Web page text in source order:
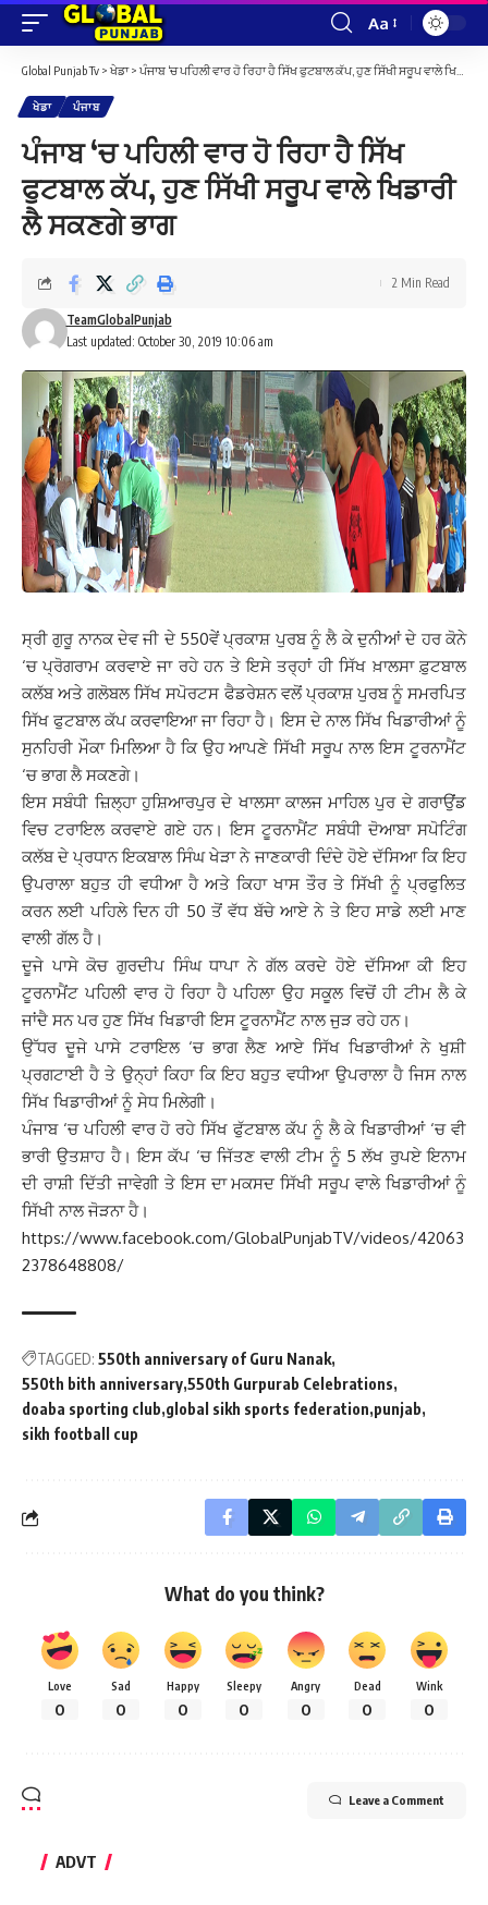
Font
Resizer
Aa
Global Punjab Tv > ਖੇਡਾ> ਪੰਜਾਬ ‘ਚ ਪਹਿਲੀ ਵਾਰ ਹੋ ਰਿਹਾ ਹੈ ਸਿੱਖ ਫੁਟਬਾਲ ਕੱਪ, ਹੁਣ ਸਿੱਖੀ ਸਰੂਪ ਵਾਲੇ ਖਿਡਾਰੀ ਲੈ ਸਕਣਗੇ ਭਾਗ
ਖੇਡਾ ਪੰਜਾਬ
ਪੰਜਾਬ ‘ਚ ਪਹਿਲੀ ਵਾਰ ਹੋ ਰਿਹਾ ਹੈ ਸਿੱਖ
ਫੁਟਬਾਲ ਕੱਪ, ਹੁਣ ਸਿੱਖੀ ਸਰੂਪ ਵਾਲੇ ਖਿਡਾਰੀ
ਲੈ ਸਕਣਗੇ ਭਾਗ
Last updated: October 30, 2019 10:06 am
TeamGlobalPunjab
2 Min Read
ਸ੍ਰੀ ਗੁਰੂ ਨਾਨਕ ਦੇਵ ਜੀ ਦੇ 550ਵੇਂ ਪ੍ਰਕਾਸ਼ ਪੁਰਬ ਨੂੰ ਲੈ ਕੇ ਦੁਨੀਆਂ ਦੇ ਹਰ ਕੋਨੇ
‘ਚ ਪ੍ਰੋਗਰਾਮ ਕਰਵਾਏ ਜਾ ਰਹੇ ਹਨ ਤੇ ਇਸੇ ਤਰ੍ਹਾਂ ਹੀ ਸਿੱਖ ਖ਼ਾਲਸਾ ਫ਼ੁਟਬਾਲ
ਕਲੱਬ ਅਤੇ ਗਲੋਬਲ ਸਿੱਖ ਸਪੋਰਟਸ ਫੈਡਰੇਸ਼ਨ ਵਲੋਂ ਪ੍ਰਕਾਸ਼ ਪੁਰਬ ਨੂੰ ਸਮਰਪਿਤ
ਸਿੱਖ ਫੁਟਬਾਲ ਕੱਪ ਕਰਵਾਇਆ ਜਾ ਰਿਹਾ ਹੈ। ਇਸ ਦੇ ਨਾਲ ਸਿੱਖ ਖਿਡਾਰੀਆਂ ਨੂੰ
ਸੁਨਹਿਰੀ ਮੌਕਾ ਮਿਲਿਆ ਹੈ ਕਿ ਉਹ ਆਪਣੇ ਸਿੱਖੀ ਸਰੂਪ ਨਾਲ ਇਸ ਟੂਰਨਾਮੈਂਟ
‘ਚ ਭਾਗ ਲੈ ਸਕਣਗੇ।
ਇਸ ਸਬੰਧੀ ਜ਼ਿਲ੍ਹਾ ਹੁਸ਼ਿਆਰਪੁਰ ਦੇ ਖਾਲਸਾ ਕਾਲਜ ਮਾਹਿਲ ਪੁਰ ਦੇ ਗਰਾਉਂਡ
ਵਿਚ ਟਰਾਇਲ ਕਰਵਾਏ ਗਏ ਹਨ। ਇਸ ਟੂਰਨਾਮੈਂਟ ਸਬੰਧੀ ਦੋਆਬਾ ਸਪੋਟਿੰਗ
ਕਲੱਬ ਦੇ ਪ੍ਰਧਾਨ ਇਕਬਾਲ ਸਿੰਘ ਖੇੜਾ ਨੇ ਜਾਣਕਾਰੀ ਦਿੰਦੇ ਹੋਏ ਦੱਸਿਆ ਕਿ ਇਹ
ਉਪਰਾਲਾ ਬਹੁਤ ਹੀ ਵਧੀਆ ਹੈ ਅਤੇ ਕਿਹਾ ਖਾਸ ਤੌਰ ਤੇ ਸਿੱਖੀ ਨੂੰ ਪ੍ਰਫੁਲਿਤ
ਕਰਨ ਲਈ ਪਹਿਲੇ ਦਿਨ ਹੀ 50 ਤੋਂ ਵੱਧ ਬੱਚੇ ਆਏ ਨੇ ਤੇ ਇਹ ਸਾਡੇ ਲਈ ਮਾਣ
ਵਾਲੀ ਗੱਲ ਹੈ।
ਦੂਜੇ ਪਾਸੇ ਕੋਚ ਗੁਰਦੀਪ ਸਿੰਘ ਧਾਪਾ ਨੇ ਗੱਲ ਕਰਦੇ ਹੋਏ ਦੱਸਿਆ ਕੀ ਇਹ
ਟੂਰਨਾਮੈਂਟ ਪਹਿਲੀ ਵਾਰ ਹੋ ਰਿਹਾ ਹੈ ਪਹਿਲਾ ਉਹ ਸਕੂਲ ਵਿਚੋਂ ਹੀ ਟੀਮ ਲੈ ਕੇ
ਜਾਂਦੈ ਸਨ ਪਰ ਹੁਣ ਸਿੱਖ ਖਿਡਾਰੀ ਇਸ ਟੂਰਨਾਮੈਂਟ ਨਾਲ ਜੁੜ ਰਹੇ ਹਨ।
ਉੱਧਰ ਦੂਜੇ ਪਾਸੇ ਟਰਾਇਲ ‘ਚ ਭਾਗ ਲੈਣ ਆਏ ਸਿੱਖ ਖਿਡਾਰੀਆਂ ਨੇ ਖੁਸ਼ੀ
ਪ੍ਰਗਟਾਈ ਹੈ ਤੇ ਉਨ੍ਹਾਂ ਕਿਹਾ ਕਿ ਇਹ ਬਹੁਤ ਵਧੀਆ ਉਪਰਾਲਾ ਹੈ ਜਿਸ ਨਾਲ
ਸਿੱਖ ਖਿਡਾਰੀਆਂ ਨੂੰ ਸੇਧ ਮਿਲੇਗੀ।
ਪੰਜਾਬ ‘ਚ ਪਹਿਲੀ ਵਾਰ ਹੋ ਰਹੇ ਸਿੱਖ ਫੁੱਟਬਾਲ ਕੱਪ ਨੂੰ ਲੈ ਕੇ ਖਿਡਾਰੀਆਂ ‘ਚ ਵੀ
ਭਾਰੀ ਉਤਸ਼ਾਹ ਹੈ। ਇਸ ਕੱਪ ‘ਚ ਜਿੱਤਣ ਵਾਲੀ ਟੀਮ ਨੂੰ 5 ਲੱਖ ਰੁਪਏ ਇਨਾਮ
ਦੀ ਰਾਸ਼ੀ ਦਿੱਤੀ ਜਾਵੇਗੀ ਤੇ ਇਸ ਦਾ ਮਕਸਦ ਸਿੱਖੀ ਸਰੂਪ ਵਾਲੇ ਖਿਡਾਰੀਆਂ ਨੂੰ
ਸਿੱਖੀ ਨਾਲ ਜੋੜਨਾ ਹੈ।
https://www.facebook.com/GlobalPunjabTV/videos/42063
2378648808/
TAGGED: 550th anniversary of Guru Nanak
550th bith anniversary 550th Gurpurab Celebrations
doaba sporting club global sikh sports federation punjab
sikh football cup
What do you think?
Love
0
Sad
0
Happy
0
Sleepy
0
Angry
0
Dead
0
Wink
0
Leave a Comment
ADVT